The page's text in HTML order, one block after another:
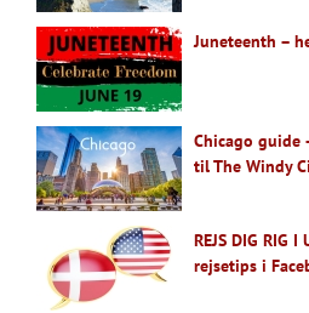
Juneteenth –
Chicago
til The Windy
REJS DIG RIG
rejsetips i